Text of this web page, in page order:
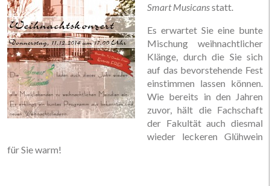
Smart Musicansstatt.
Es erwartet Sie eine bunte
Mischung weihnachtlicher
Klänge, durch die Sie sich
auf das bevorstehende Fest
einstimmen lassen können.
Wie bereits in den Jahren
zuvor, hält die Fachschaft
der Fakultät auch diesmal
wieder leckeren Glühwein
für Sie warm!